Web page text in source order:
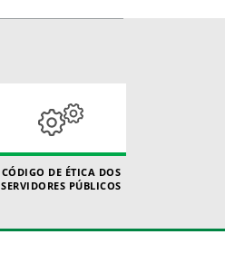
CÓDIGO DE ÉTICA DOS
SERVIDORES PÚBLICOS